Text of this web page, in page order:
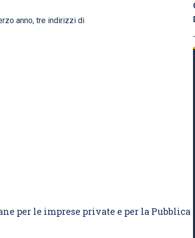
anno, tre indirizzi di
per le imprese private e per la Pubblica